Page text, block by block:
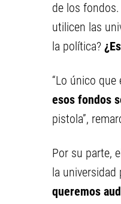
de los
utilicen las
la política?
“Lo único
esos fondos
pistola”,
Por su parte,
la universidad
queremos